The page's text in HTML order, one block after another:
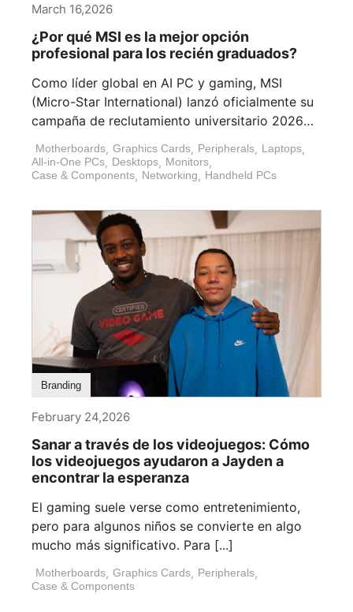
March 16,2026
¿Por qué MSI es la mejor opción
profesional para los recién graduados?
Como líder global en AI PC y gaming, MSI
(Micro-Star International) lanzó oficialmente su
campaña de reclutamiento universitario 2026
Motherboards, Graphics Cards, Peripherals, Laptops,
All-in-One PCs, Desktops, Monitors,
Case & Components, Networking, Handheld PCs
Branding
February 24,2026
Sanar a través de los videojuegos: Cómo
los videojuegos ayudaron a Jayden a
encontrar la esperanza
El gaming suele verse como entretenimiento,
pero para algunos niños se convierte en algo
mucho más significativo. Para [...]
Motherboards, Graphics Cards, Peripherals,
Case & Components